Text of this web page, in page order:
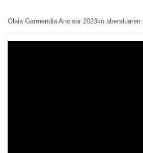
Olaia Garmendia Ancisar 2023ko abenduaren